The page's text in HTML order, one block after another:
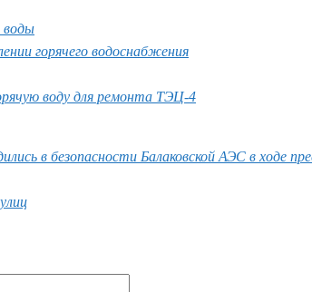
воды
горячего водоснабжения
воду для ремонта ТЭЦ-4
в безопасности Балаковской АЭС в ходе